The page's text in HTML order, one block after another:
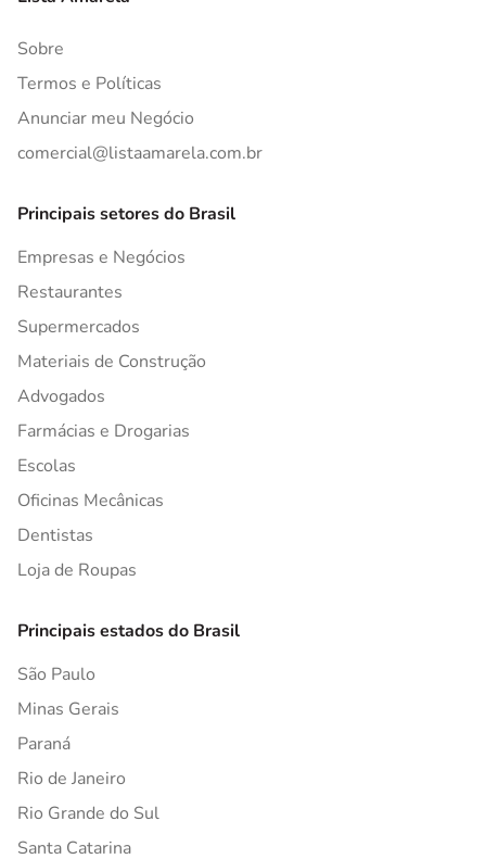
Sobre
Termos e Políticas
Anunciar meu Negócio
comercial@listaamarela.com.br
Principais setores do Brasil
Empresas e Negócios
Restaurantes
Supermercados
Materiais de Construção
Advogados
Farmácias e Drogarias
Escolas
Oficinas Mecânicas
Dentistas
Loja de Roupas
Principais estados do Brasil
São Paulo
Minas Gerais
Paraná
Rio de Janeiro
Rio Grande do Sul
Santa Catarina